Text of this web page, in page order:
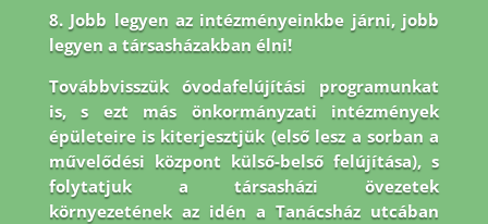
8. Jobb legyen az intézményeinkbe járni, jobb
legyen a társasházakban élni!
Továbbvisszük óvodafelújítási programunkat
is, s ezt más önkormányzati intézmények
épületeire is kiterjesztjük (első lesz a sorban a
művelődési központ külső-belső felújítása), s
folytatjuk a társasháziövezetek
környezetének az idén a Tanácsház utcában